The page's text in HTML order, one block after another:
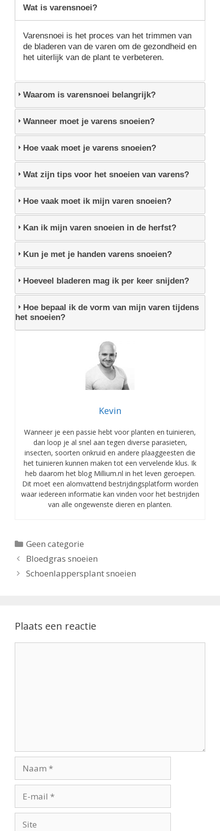
Wat is varensnoei?
Varensnoei is het proces van het trimmen van
de bladeren van de varen om de gezondheid en
het uiterlijk van de plant te verbeteren.
Waarom is varensnoei belangrijk?
Wanneer moet je varens snoeien?
Hoe vaak moet je varens snoeien?
Wat zijn tips voor het snoeien van varens?
Hoe vaak moet ik mijn varen snoeien?
Kan ik mijn varen snoeien in de herfst?
Kun je met je handen varens snoeien?
Hoeveel bladeren mag ik per keer snijden?
Hoe bepaal ik de vorm van mijn varen tijdens
het snoeien?
Kevin
Wanneer je een passie hebt voor planten en tuinieren,
dan loop je al snel aan tegen diverse parasieten,
insecten, soorten onkruid en andere plaaggeesten die
het tuinieren kunnen maken tot een vervelende klus. Ik
heb daarom het blog Millium.nl in het leven geroepen.
Dit moet een alomvattend bestrijdingsplatform worden
waar iedereen informatie kan vinden voor het bestrijden
van alle ongewenste dieren en planten.
Categorieën
Geen categorie
Bloedgras snoeien
Schoenlappersplant snoeien
Plaats een reactie
mail